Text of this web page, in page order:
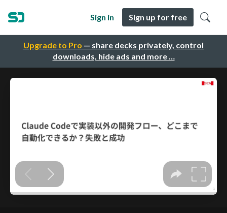
Upgrade to Pro — share decks privately, control
downloads, hide ads and more …
Sign in Sign up for free